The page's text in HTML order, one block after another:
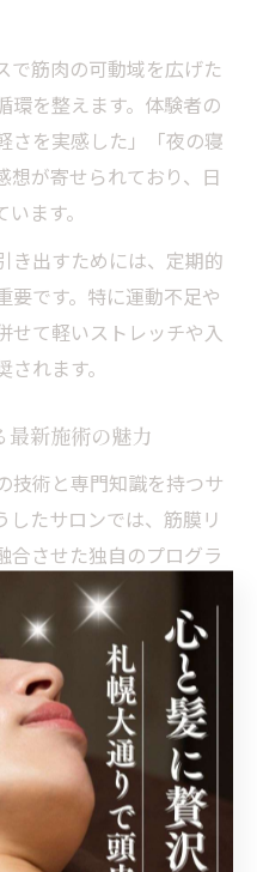
で筋肉の可動域を広げた
環を整えます。体験者の
さを実感した」「夜の寝
想が寄せられており、日
ます。
き出すためには、定期的
要です。特に運動不足や
せて軽いストレッチや入
れます。
最新施術の魅力
技術と専門知識を持つサ
したサロンでは、筋膜リ
合させた独自のプログラ
ひとりの状態や悩みに合
受けられるのが魅力で
ンは、仕事帰りや買い
しい方でも無理なく通
設備や専門的なカウン
料です。施術室の衛生
底されており、初めて